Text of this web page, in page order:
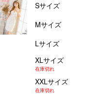
Sサイズ
Mサイズ
Lサイズ
XLサイズ
在庫切れ
XXLサイズ
在庫切れ